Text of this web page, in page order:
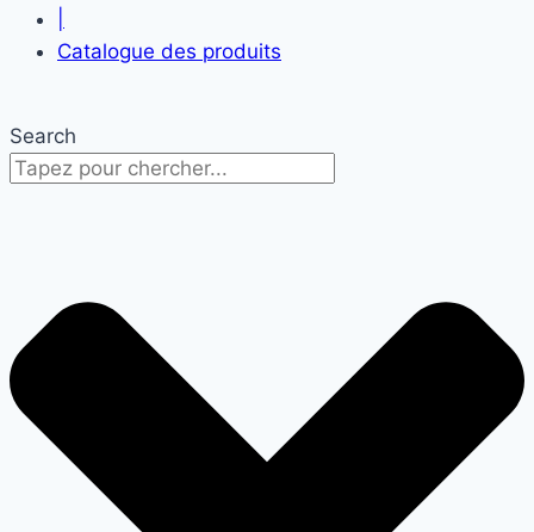
Catalogue des produits
Search